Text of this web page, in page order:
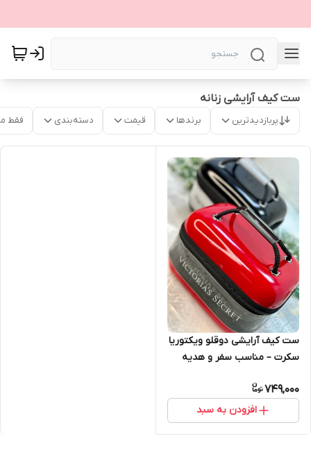
ست کیف آرایشی زنانه
پربازدیدترین برندها قیمت دسته‌بندی فقط
ست کیف آرایشی دوقلو ویکتوریا
سکرت – مناسب سفر و هدیه
749,000
افزودن به سبد